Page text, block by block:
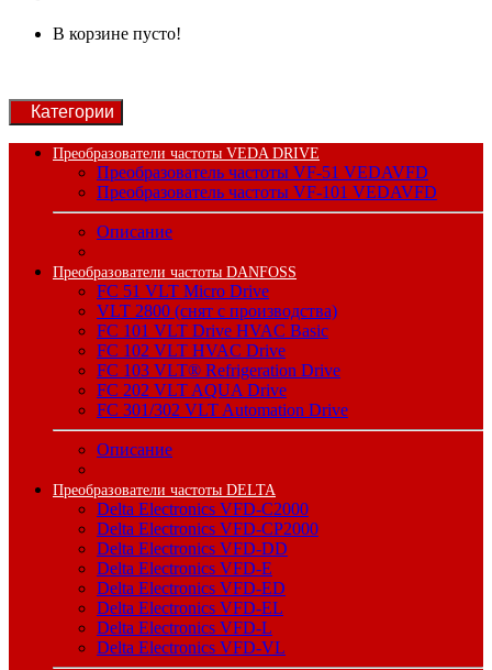
В корзине пусто!
Категории
Преобразователи частоты VEDA DRIVE
Преобразователь частоты VF-51 VEDAVFD
Преобразователь частоты VF-101 VEDAVFD
Описание
Преобразователи частоты DANFOSS
FC 51 VLT Micro Drive
VLT 2800 (снят с производства)
FC 101 VLT Drive HVAC Basic
FC 102 VLT HVAC Drive
FC 103 VLT® Refrigeration Drive
FC 202 VLT AQUA Drive
FC 301/302 VLT Automation Drive
Описание
Преобразователи частоты DELTA
Delta Electronics VFD-C2000
Delta Electronics VFD-CP2000
Delta Electronics VFD-DD
Delta Electronics VFD-E
Delta Electronics VFD-ED
Delta Electronics VFD-EL
Delta Electronics VFD-L
Delta Electronics VFD-VL